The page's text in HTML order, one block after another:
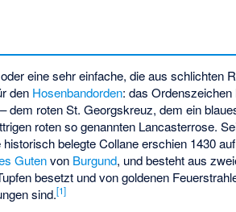
eine sehr einfache, die aus schlichten
den Hosenbandorden: das Ordenszeichen
dem roten St. Georgskreuz, dem ein
roten so genannten Lancasterrose.
belegte Collane erschien 1430
Gutenvon Burgund, und besteht aus
besetzt und von goldenen
sind.[1]